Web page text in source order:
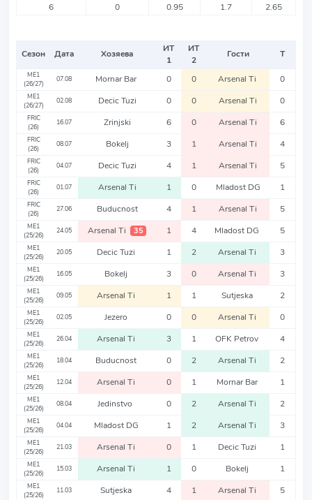
6
0 0.95 1.7 2.65
Сезон Дата Хозяева
ИТ
1
ИТ
2
Гости Т
ME1
(26/27)
07.08 Mornar Bar 0 0 Arsenal Ti 0
ME1
(26/27)
02.08 Decic Tuzi 0 0 Arsenal Ti 0
FRIC
(26)
16.07 Zrinjski 6 0 Arsenal Ti 6
FRIC
(26)
08.07 Bokelj 3 1 Arsenal Ti 4
FRIC
(26)
04.07 Decic Tuzi 4 1 Arsenal Ti 5
FRIC
(26)
01.07 Arsenal Ti 1 0 Mladost DG 1
FRIC
(26)
27.06 Buducnost 4 1 Arsenal Ti 5
ME1
(25/26)
24.05 Arsenal Ti 35 1 4 Mladost DG 5
ME1
(25/26)
20.05 Decic Tuzi 1 2 Arsenal Ti 3
ME1
(25/26)
16.05 Bokelj 3 0 Arsenal Ti 3
ME1
(25/26)
09.05 Arsenal Ti 1 1 Sutjeska 2
ME1
(25/26)
02.05 Jezero 0 0 Arsenal Ti 0
ME1
(25/26)
26.04 Arsenal Ti 3 1 OFK Petrov 4
ME1
(25/26)
18.04 Buducnost 0 2 Arsenal Ti 2
ME1
(25/26)
12.04 Arsenal Ti 0 1 Mornar Bar 1
ME1
(25/26)
08.04 Jedinstvo 0 2 Arsenal Ti 2
ME1
(25/26)
04.04 Mladost DG 1 2 Arsenal Ti 3
ME1
(25/26)
21.03 Arsenal Ti 0 1 Decic Tuzi 1
ME1
(25/26)
15.03 Arsenal Ti 1 0 Bokelj 1
ME1
(25/26)
11.03 Sutjeska 4 1 Arsenal Ti 5